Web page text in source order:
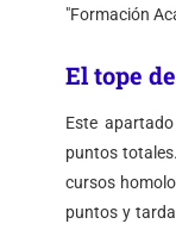
"Formación
El tope
Este
puntos
cursos
puntos y